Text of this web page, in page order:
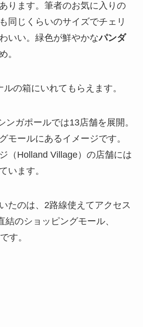
ります。筆者のお気に入りの
も同じくらいのサイズでチェリ
いい。緑色が鮮やかなパンダ
。
の箱にいれてもらえます。
ンガポールでは13店舗を展開。
モールにあるイメージです。
（Holland Village）の店舗には
います。
たのは、2路線使えてアクセス
のショッピングモール、
す。